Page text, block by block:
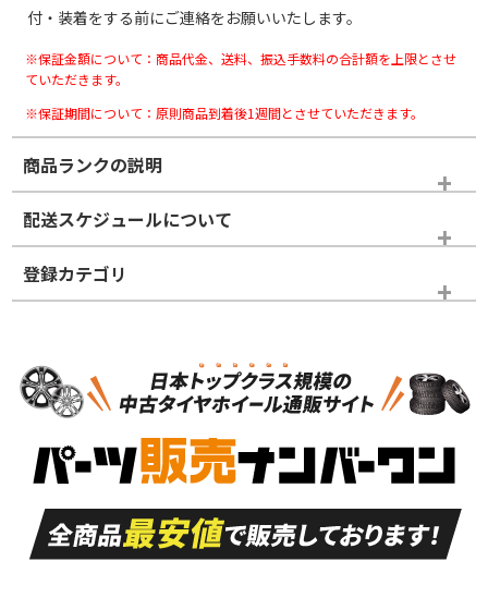
付・装着をする前にご連絡をお願いいたします。
※保証金額について：商品代金、送料、振込手数料の合計額を上限とさせ
ていただきます。
※保証期間について：原則商品到着後1週間とさせていただきます。
商品ランクの説明
※商品ランクは出品者の主観により判断しておりますので、あら
かじめご了承ください。
ホイールランク
S
品）
S
新車外し品（新古
付き
A
走行距離も少なく、
目立つ傷もほとんど
ない中古品
A
走行距離も少なく、
非常に状態の良い中
古品
配送スケジュールについて
登録カテゴリ
ホイールのみ